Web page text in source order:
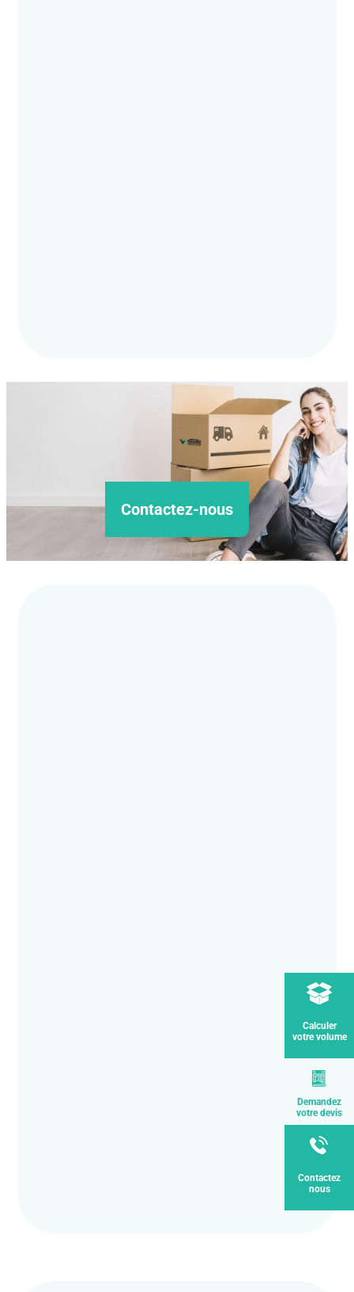
Contactez-nous
Calculer
votre volume
Demandez
votre devis
Contactez
nous